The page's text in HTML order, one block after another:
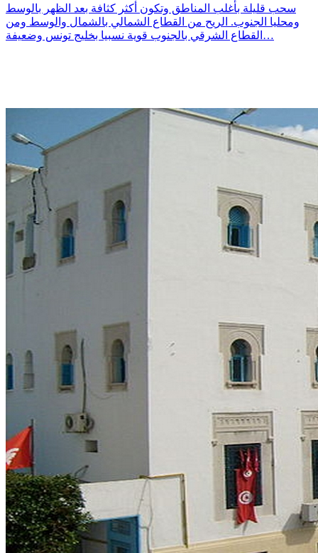
سحب قليلة بأغلب المناطق وتكون أكثر كثافة بعد الظهر بالوسط
ومحليا الجنوب. الريح من القطاع الشمالي بالشمال والوسط ومن
القطاع الشرقي بالجنوب قوية نسبيا بخليج تونس وضعيفة…